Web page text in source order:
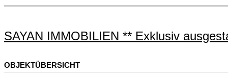
SAYAN IMMOBILIEN ** Exklusiv
OBJEKTÜBERSICHT